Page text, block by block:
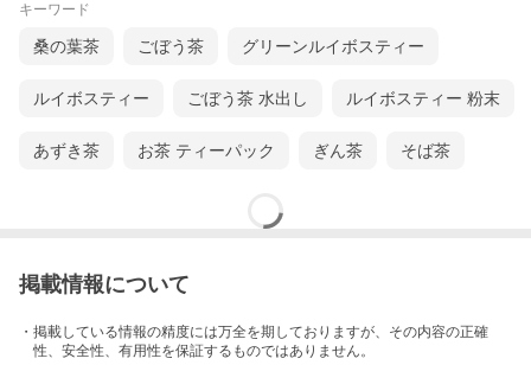
キーワード
桑の葉茶 ごぼう茶 グリーンルイボスティー
ルイボスティー ごぼう茶 水出し ルイボスティー 粉末
あずき茶 お茶 ティーパック ぎん茶 そば茶
掲載情報について
・掲載している情報の精度には万全を期しておりますが、その内容の正確
性、安全性、有用性を保証するものではありません。